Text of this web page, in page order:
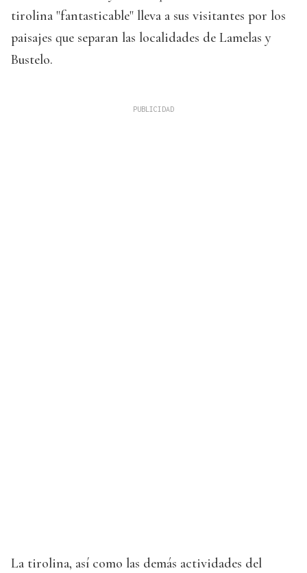
tirolina "fantasticable" lleva a sus visitantes por los
paisajes que separan las localidades de Lamelas y
Bustelo.
La tirolina, así como las demás actividades del